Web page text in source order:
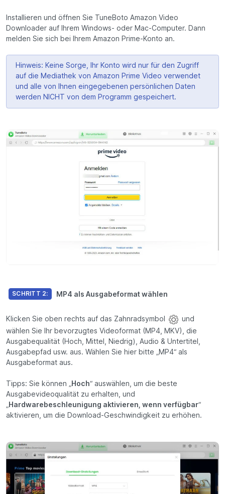
Installieren und öffnen Sie TuneBoto Amazon Video
Downloader auf Ihrem Windows- oder Mac-Computer. Dann
melden Sie sich bei Ihrem Amazon Prime-Konto an.
Hinweis: Keine Sorge, Ihr Konto wird nur für den Zugriff
auf die Mediathek von Amazon Prime Video verwendet
und alle von Ihnen eingegebenen persönlichen Daten
werden NICHT von dem Programm gespeichert.
SCHRITT 2: MP4 als Ausgabeformat wählen
Klicken Sie oben rechts auf das Zahnradsymbol
und
wählen Sie Ihr bevorzugtes Videoformat (MP4, MKV), die
Ausgabequalität (Hoch, Mittel, Niedrig), Audio & Untertitel,
Ausgabepfad usw. aus. Wählen Sie hier bitte „MP4“ als
Ausgabeformat aus.
Tipps: Sie können „Hoch“ auswählen, um die beste
Ausgabevideoqualität zu erhalten, und
„Hardwarebeschleunigung aktivieren, wenn verfügbar“
aktivieren, um die Download-Geschwindigkeit zu erhöhen.